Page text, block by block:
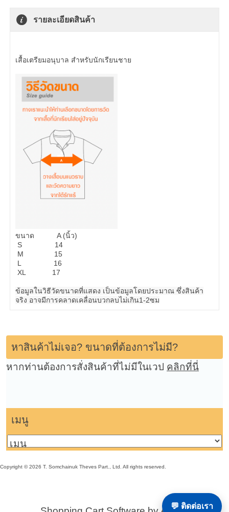
💬 ติดต่อเรา
รายละเอียดสินค้า
เสื้อเตรียมอนุบาล สำหรับนักเรียนชาย
ขนาด A (นิ้ว)
S 14
M 15
L 16
XL 17
ข้อมูลในวิธีวัดขนาดที่แสดง เป็นข้อมูลโดยประมาณ ซึ่งสินค้า
จริง อาจมีการคลาดเคลื่อนบวกลบไม่เกิน1-2ซม
หาสินค้าไม่เจอ? ขนาดที่ต้องการไม่มี?
หากท่านต้องการสั่งสินค้าที่ไม่มีในเวป คลิกที่นี่
เมนู
Copyright © 2026 T. Somchainuk Theves Part., Ltd. All rights reserved.